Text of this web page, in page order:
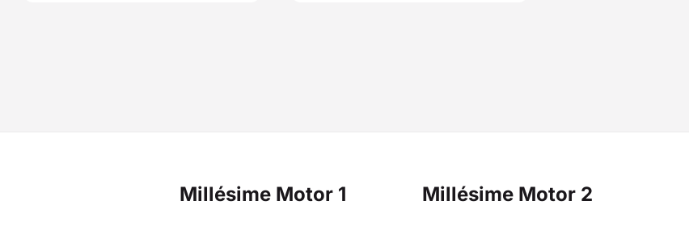
Millésime Motor 1 Millésime Motor 2